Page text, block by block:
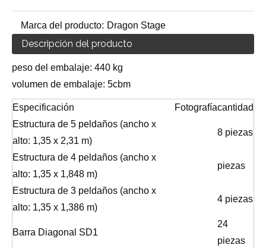
Marca del producto: Dragon Stage
Descripción del producto
peso del embalaje: 440 kg
volumen de embalaje: 5cbm
Especificación Fotografíacantidad
Estructura de 5 peldaños (ancho x
alto: 1,35 x 2,31 m)
8 piezas
Estructura de 4 peldaños (ancho x
alto: 1,35 x 1,848 m)
piezas
Estructura de 3 peldaños (ancho x
alto: 1,35 x 1,386 m)
4 piezas
Barra Diagonal SD1
24
piezas